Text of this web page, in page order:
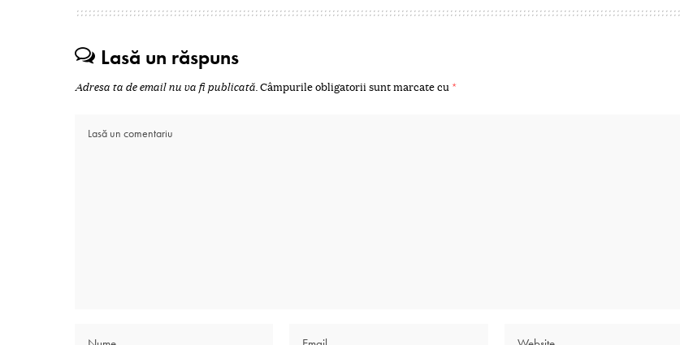
Lasă un răspuns
Adresa ta de email nu va fi publicată.Câmpurile obligatorii sunt marcate cu *